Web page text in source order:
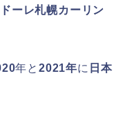
ーレ札幌カーリン
年と2021年に 日本